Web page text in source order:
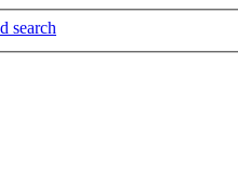
search